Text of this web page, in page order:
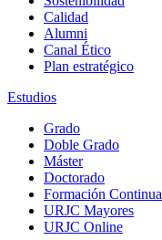
Calidad
Alumni
Canal Ético
Plan estratégico
Estudios
Grado
Doble Grado
Máster
Doctorado
Formación Continua
URJC Mayores
URJC Online